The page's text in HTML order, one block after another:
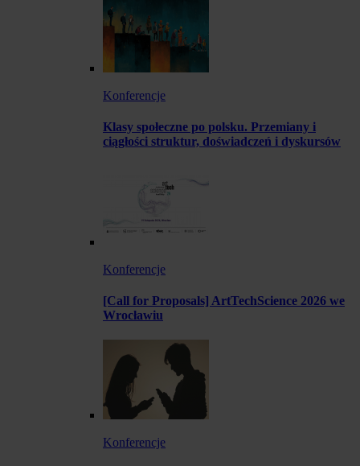
Konferencje
Klasy społeczne po polsku. Przemiany i
ciągłości struktur, doświadczeń i dyskursów
Konferencje
[Call for Proposals] ArtTechScience 2026 we
Wrocławiu
Konferencje